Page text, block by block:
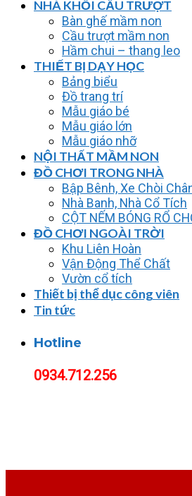
NHÀ KHỐI CẦU TRƯỢT
Bàn ghế mầm non
Cầu trượt mầm non
Hầm chui – thang leo
THIẾT BỊ DẠY HỌC
Bảng biểu
Đồ trang trí
Mẫu giáo bé
Mẫu giáo lớn
Mẫu giáo nhỡ
NỘI THẤT MẦM NON
ĐỒ CHƠI TRONG NHÀ
Bập Bênh, Xe Chòi
Nhà Banh, Nhà Cổ Tích
CỘT NẾM BÓNG RỔ
ĐỒ CHƠI NGOÀI TRỜI
Khu Liên Hoàn
Vận Động Thể Chất
Vườn cổ tích
Thiết bị thể dục công viên
Tin tức
Hotline
0934.712.256